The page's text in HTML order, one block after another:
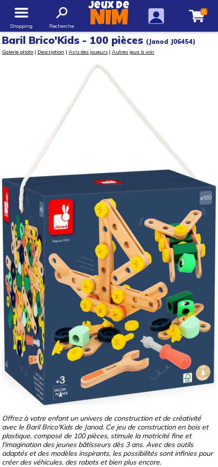
Shopping Recherche
Jeux de
NIM 0
Baril Brico'Kids - 100 pièces (Janod J06454)
Galerie photo | Description | Avis des joueurs | Autres jeux à voir
Offrez à votre enfant un univers de construction et de créativité
avec le Baril Brico'Kids de Janod. Ce jeu de construction en bois et
plastique, composé de 100 pièces, stimule la motricité fine et
l'imagination des jeunes bâtisseurs dès 3 ans. Avec des outils
adaptés et des modèles inspirants, les possibilités sont infinies pour
créer des véhicules, des robots et bien plus encore.